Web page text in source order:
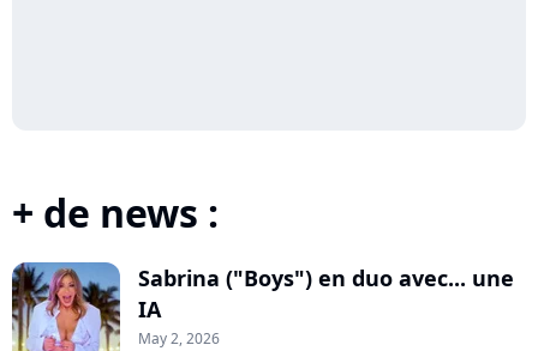
+ de news :
Sabrina ("Boys") en duo avec... une
IA
May 2, 2026